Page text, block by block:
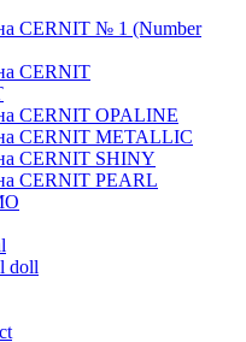
CERNIT № 1 (Number
CERNIT
CERNIT OPALINE
CERNIT METALLIC
CERNIT SHINY
CERNIT PEARL
doll